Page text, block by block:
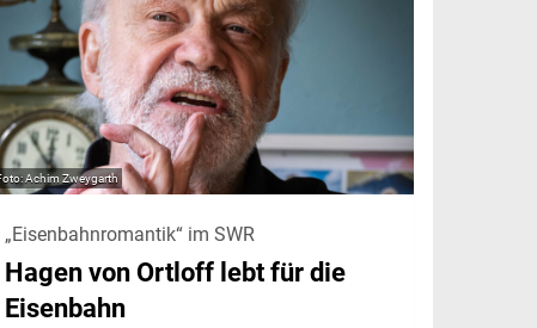
Achim Zweygarth
„Eisenbahnromantik“ im SWR
Hagen von Ortloff lebt für die
Eisenbahn